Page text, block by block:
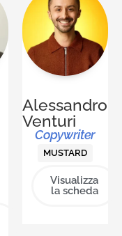
Alessandro
Venturi
Copywriter
MUSTARD
Visualizza
la scheda